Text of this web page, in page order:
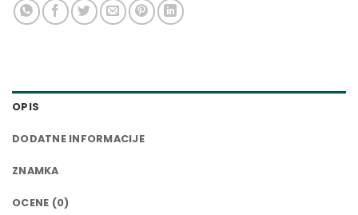
OPIS
DODATNE INFORMACIJE
ZNAMKA
OCENE (0)